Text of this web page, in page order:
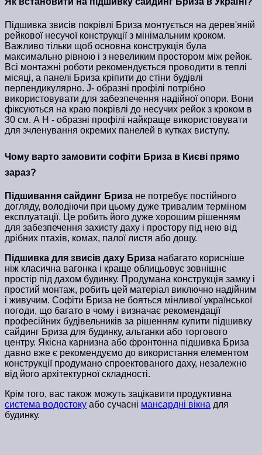
Підшивка звисів покрівлі Бриза монтується на дерев'яній
рейкової несучої конструкції з мінімальним кроком.
Важливо тільки щоб основна конструкція була
максимально рівною і з невеликим простором між рейок.
Всі монтажні роботи рекомендується проводити в теплі
місяці, а панелі Бриза кріпити до стіни будівлі
перпендикулярно. J- образні профілі потрібно
використовувати для забезпечення надійної опори. Вони
фіксуються на краю покрівлі до несучих рейок з кроком в
30 см. А H - образні профілі найкраще використовувати
для зчленування окремих панелей в кутках виступу.
Чому варто замовити софіти Бриза в Києві прямо
зараз?
Підшивання сайдинг Бриза не потребує постійного
догляду, володіючи при цьому дуже тривалим терміном
експлуатації. Це робить його дуже хорошим рішенням
для забезпечення захисту даху і простору під нею від
дрібних птахів, комах, палої листя або дощу.
Підшивка для звисів даху Бриза набагато корисніше
ніж класична вагонка і краще облицьовує зовнішнє
простір під дахом будинку. Продумана конструкція замку і
простий монтаж, робить цей матеріал виключно надійним
і живучим. Софіти Бриза не бояться мінливої ​​української
погоди, що багато в чому і визначає рекомендації
професійних будівельників за рішенням купити підшивку
сайдинг Бриза для будинку, альтанки або торгового
центру. Якісна карнизна або фронтонна підшивка Бриза
давно вже є рекомендуємо до використання елементом
конструкції продумано спроектованого даху, незалежно
від його архітектурної складності.
Крім того, вас також можуть зацікавити продуктивна
система водостоку або сучасні мансардні вікна для
будинку.